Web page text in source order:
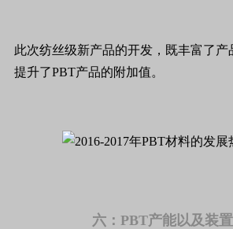
此次纺丝级新产品的开发，既丰富了产
提升了PBT产品的附加值。
六：PBT产能以及装